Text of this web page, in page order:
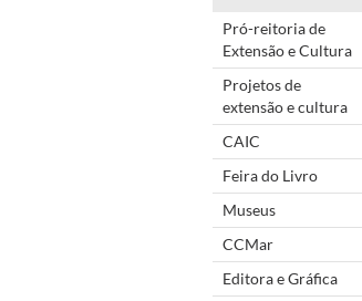
Pró-reitoria de
Extensão e Cultura
Projetos de
extensão e cultura
CAIC
Feira do Livro
Museus
CCMar
Editora e Gráfica